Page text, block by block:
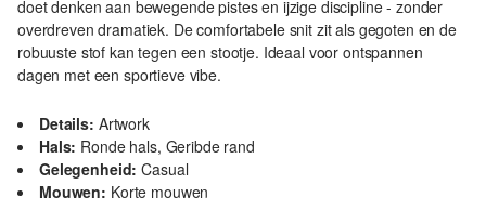
doet denken aan bewegende pistes en ijzige discipline - zonder
overdreven dramatiek. De comfortabele snit zit als gegoten en de
robuuste stof kan tegen een stootje. Ideaal voor ontspannen
dagen met een sportieve vibe.
Details: Artwork
Hals: Ronde hals, Geribde rand
Gelegenheid: Casual
Mouwen: Korte mouwen